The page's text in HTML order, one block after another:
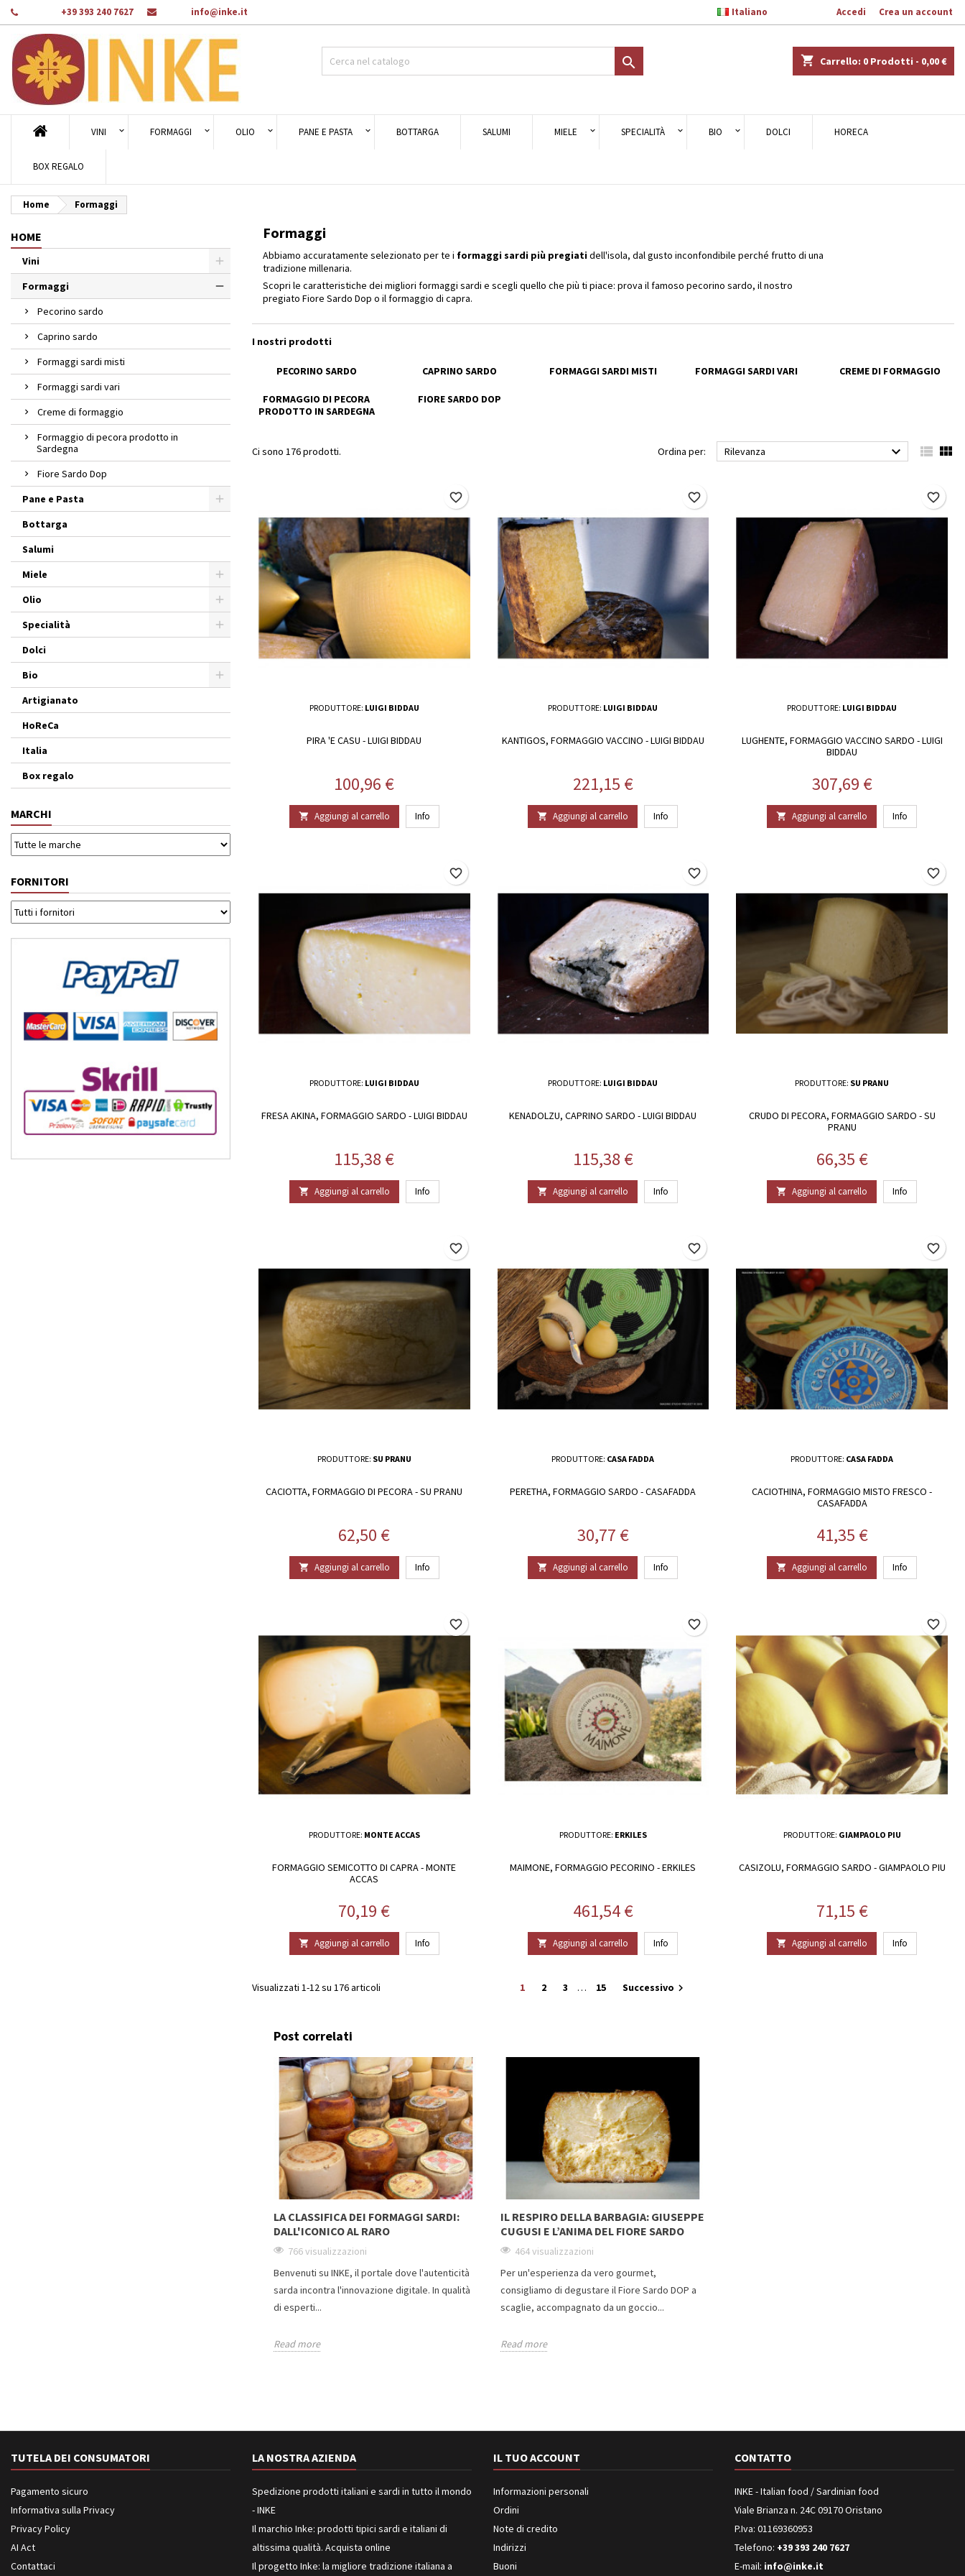
+39 393 240 7627 info@inke.it Accedi Crea un account
Italiano
shopping_cart Carrello: 0 Prodotti - 0,00 €

VINI FORMAGGI OLIO PANE E PASTA BOTTARGA SALUMI MIELE SPECIALITÀ BIO DOLCI HORECA
BOX REGALO
Home Formaggi
HOME
Vini
Formaggi
Pecorino sardo
Caprino sardo
Formaggi sardi misti
Formaggi sardi vari
Creme di formaggio
Formaggio di pecora prodotto in
Sardegna
Fiore Sardo Dop
Pane e Pasta
Bottarga
Salumi
Miele
Olio
Specialità
Dolci
Bio
Artigianato
HoReCa
Italia
Box regalo
MARCHI
FORNITORI
Formaggi
Abbiamo accuratamente selezionato per te i formaggi sardi più pregiatidell'isola, dal gusto inconfondibile perché frutto di una
tradizione millenaria.
Scopri le caratteristiche dei migliori formaggi sardi e scegli quello che più ti piace: prova il famoso pecorino sardo, il nostro
pregiato Fiore Sardo Dop o ilformaggio di capra.
I nostri prodotti
PECORINO SARDO CAPRINO SARDO FORMAGGI SARDI MISTI FORMAGGI SARDI VARI CREME DI FORMAGGIO
FORMAGGIO DI PECORA
PRODOTTO IN SARDEGNA
FIORE SARDO DOP
Ci sono 176 prodotti. Ordina per: Rilevanza   
PRODUTTORE: LUIGI BIDDAU
PIRA 'E CASU - LUIGI BIDDAU
Prezzo
100,96 €
 Aggiungi al carrello Info
favorite_border
PRODUTTORE: LUIGI BIDDAU
KANTIGOS, FORMAGGIO VACCINO - LUIGI BIDDAU
Prezzo
221,15 €
 Aggiungi al carrello Info
favorite_border
PRODUTTORE: LUIGI BIDDAU
LUGHENTE, FORMAGGIO VACCINO SARDO - LUIGI
BIDDAU
Prezzo
307,69 €
 Aggiungi al carrello Info
favorite_border
PRODUTTORE: LUIGI BIDDAU
FRESA AKINA, FORMAGGIO SARDO - LUIGI BIDDAU
Prezzo
115,38 €
 Aggiungi al carrello Info
favorite_border
PRODUTTORE: LUIGI BIDDAU
KENADOLZU, CAPRINO SARDO - LUIGI BIDDAU
Prezzo
115,38 €
 Aggiungi al carrello Info
favorite_border
PRODUTTORE: SU PRANU
CRUDO DI PECORA, FORMAGGIO SARDO - SU
PRANU
Prezzo
66,35 €
 Aggiungi al carrello Info
favorite_border
PRODUTTORE: SU PRANU
CACIOTTA, FORMAGGIO DI PECORA - SU PRANU
Prezzo
62,50 €
 Aggiungi al carrello Info
favorite_border
PRODUTTORE: CASA FADDA
PERETHA, FORMAGGIO SARDO - CASAFADDA
Prezzo
30,77 €
 Aggiungi al carrello Info
favorite_border
PRODUTTORE: CASA FADDA
CACIOTHINA, FORMAGGIO MISTO FRESCO -
CASAFADDA
Prezzo
41,35 €
 Aggiungi al carrello Info
favorite_border
PRODUTTORE: MONTE ACCAS
FORMAGGIO SEMICOTTO DI CAPRA - MONTE
ACCAS
Prezzo
70,19 €
 Aggiungi al carrello Info
favorite_border
PRODUTTORE: ERKILES
MAIMONE, FORMAGGIO PECORINO - ERKILES
Prezzo
461,54 €
 Aggiungi al carrello Info
favorite_border
PRODUTTORE: GIAMPAOLO PIU
CASIZOLU, FORMAGGIO SARDO - GIAMPAOLO PIU
Prezzo
71,15 €
 Aggiungi al carrello Info
favorite_border
Visualizzati 1-12 su 176 articoli 1 2 3 … 15 Successivo 
Post correlati
LA CLASSIFICA DEI FORMAGGI SARDI:
DALL'ICONICO AL RARO
766 visualizzazioni
Benvenuti su INKE, il portale dove l'autenticità
sarda incontra l'innovazione digitale. In qualità
di esperti...
Read more
IL RESPIRO DELLA BARBAGIA: GIUSEPPE
CUGUSI E L’ANIMA DEL FIORE SARDO
464 visualizzazioni
Per un'esperienza da vero gourmet,
consigliamo di degustare il Fiore Sardo DOP a
scaglie, accompagnato da un goccio...
Read more
TUTELA DEI CONSUMATORI
Pagamento sicuro
Informativa sulla Privacy
Privacy Policy
AI Act
Contattaci
LA NOSTRA AZIENDA
Spedizione prodotti italiani e sardi in tutto il mondo
- INKE
Il marchio Inke: prodotti tipici sardi e italiani di
altissima qualità. Acquista online
Il progetto Inke: la migliore tradizione italiana a
IL TUO ACCOUNT
Informazioni personali
Ordini
Note di credito
Indirizzi
Buoni
CONTATTO
INKE - Italian food / Sardinian food
Viale Brianza n. 24C 09170 Oristano
P.Iva: 01169360953
Telefono: +39 393 240 7627
E-mail: info@inke.it
Aggiungi alla lista dei desideri
Crea nuova lista
((modalTitle))
((confirmMessage))
Crea lista dei desideri
Accedi
Devi avere effettuato l'accesso per salvare dei prodotti nella tua lista dei
Annulla Accedi